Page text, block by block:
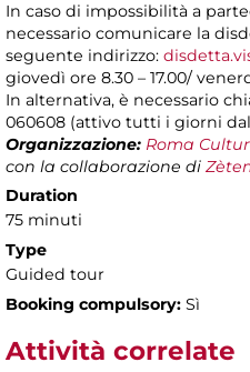
In caso di impossibilità a
necessario comunicare la
seguente indirizzo:
giovedì ore 8.30 – 17.00/
In alternativa, è necessario
060608 (attivo tutti i giorni
Organizzazione: Roma
con la collaborazione di
Duration
75 minuti
Type
Guided tour
Booking compulsory: Sì
Attività correlate